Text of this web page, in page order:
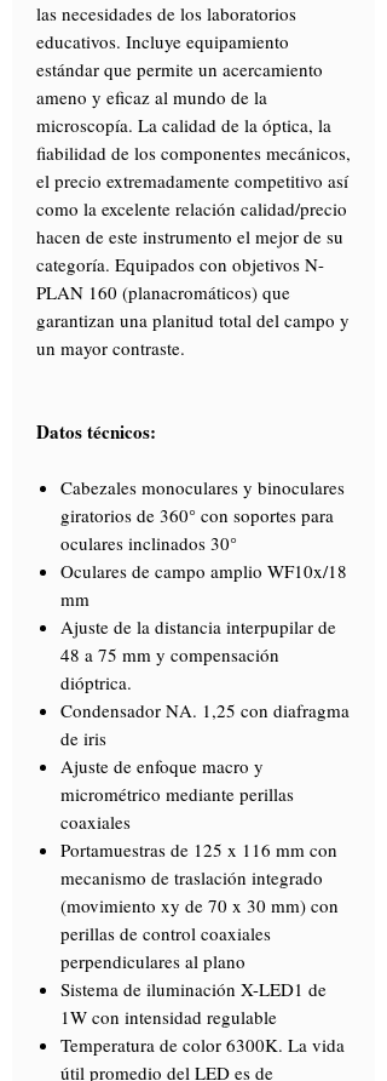
las necesidades de los laboratorios
educativos. Incluye equipamiento
estándar que permite un acercamiento
ameno y eficaz al mundo de la
microscopía. La calidad de la óptica, la
fiabilidad de los componentes mecánicos,
el precio extremadamente competitivo así
como la excelente relación calidad/precio
hacen de este instrumento el mejor de su
categoría. Equipados con objetivos N-
PLAN 160 (planacromáticos) que
garantizan una planitud total del campo y
un mayor contraste.
Datos técnicos:
Cabezales monoculares y binoculares
giratorios de 360° con soportes para
oculares inclinados 30°
Oculares de campo amplio WF10x/18
mm
Ajuste de la distancia interpupilar de
48 a 75 mm y compensación
dióptrica.
Condensador NA. 1,25 con diafragma
de iris
Ajuste de enfoque macro y
micrométrico mediante perillas
coaxiales
Portamuestras de 125 x 116 mm con
mecanismo de traslación integrado
(movimiento xy de 70 x 30 mm) con
perillas de control coaxiales
perpendiculares al plano
Sistema de iluminación X-LED1 de
1W con intensidad regulable
Temperatura de color 6300K. La vida
útil promedio del LED es de